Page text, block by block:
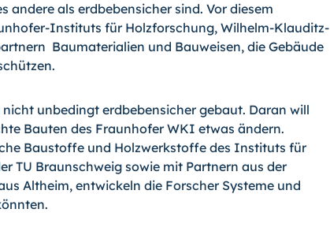
andere als erdbebensicher sind. Vor diesem
Instituts für Holzforschung, Wilhelm-Klauditz-
Baumaterialien und Bauweisen, die Gebäude
unbedingt erdbebensicher gebaut. Daran will
Bauten des Fraunhofer WKI etwas ändern.
Baustoffe und Holzwerkstoffe des Instituts für
TU Braunschweig sowie mit Partnern aus der
Altheim, entwickeln die Forscher Systeme und